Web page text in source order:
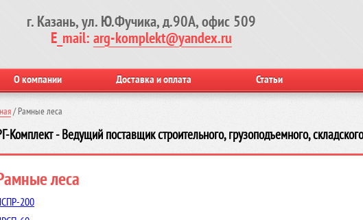
г. Казань, ул. Ю.Фучика, д.90А, офис 509
E_mail:arg-komplekt@yandex.ru
О компании Доставка и оплата Статьи
/ Рамные леса
Комплект - Ведущий поставщик строительного, грузоподъемного,
леса
200